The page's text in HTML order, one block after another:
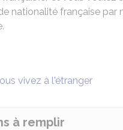
nationalité française par
vivez à l'étranger
à remplir